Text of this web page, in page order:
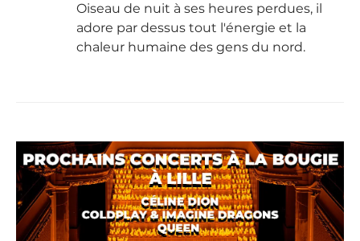
Oiseau de nuit à ses heures perdues, il
adore par dessus tout l'énergie et la
chaleur humaine des gens du nord.